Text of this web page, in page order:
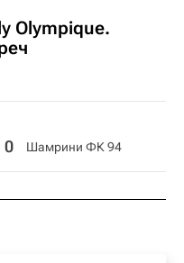
Olympique.
0 Шамрини ФК 94